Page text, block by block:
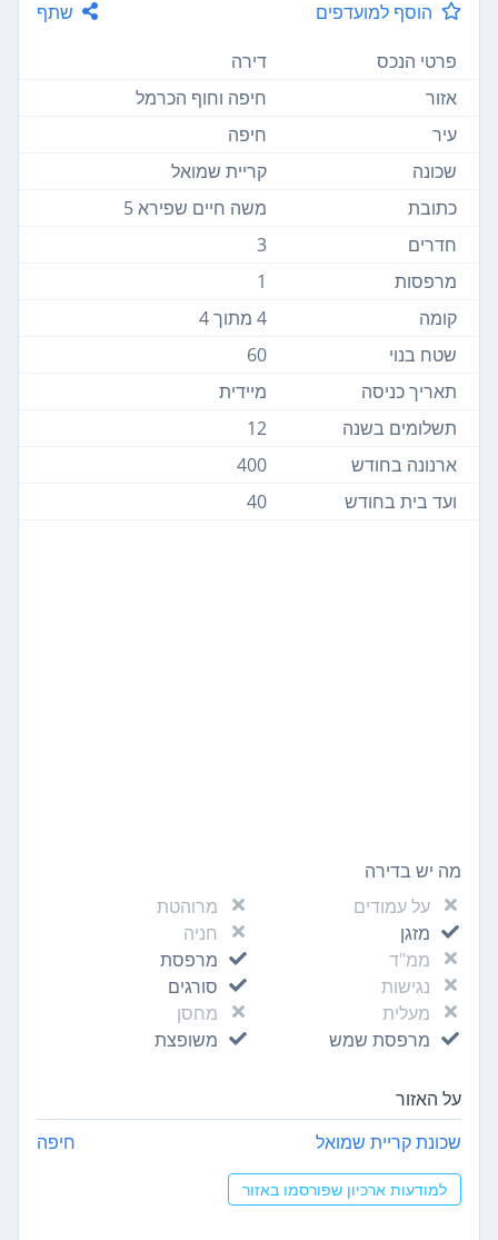
הוסף למועדפים
שתף
פרטי הנכס
דירה
אזור
חיפה וחוף הכרמל
עיר
חיפה
שכונה
קריית שמואל
כתובת
משה חיים שפירא 5
חדרים
3
מרפסות
1
קומה
4 מתוך 4
שטח בנוי
60
תאריך כניסה
מיידית
תשלומים בשנה
12
ארנונה בחודש
400
ועד בית בחודש
40
מה יש בדירה
על עמודים
מרוהטת
מזגן
חניה
ממ"ד
מרפסת
נגישות
סורגים
מעלית
מחסן
מרפסת שמש
משופצת
על האזור
שכונת קריית שמואל חיפה
למודעות ארכיון שפורסמו באזור